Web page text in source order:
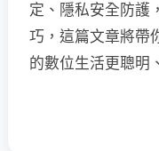
定、隱私安全防護
巧，這篇文章將帶
的數位生活更聰明